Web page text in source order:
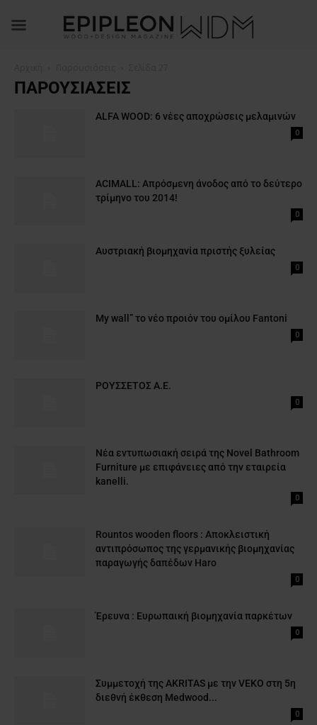
ΠΑΡΟΥΣΙΆΣΕΙΣ
ALFA WOOD: 6 νέες αποχρώσεις μελαμινών
0
ACIMALL: Απρόσμενη άνοδος από το δεύτερο
τρίμηνο του 2014!
0
Αυστριακή βιομηχανία πριστής ξυλείας
0
My wall” το νέο προιόν του ομίλου Fantoni
0
ΡΟΥΣΣΕΤΟΣ Α.Ε.
0
Νέα εντυπωσιακή σειρά της Νοvel Bathroom
Furniture με επιφάνειες από την εταιρεία
kanelli.
0
Rountos wooden floors : Αποκλειστική
αντιπρόσωπος της γερμανικής βιομηχανίας
παραγωγής δαπέδων Haro
0
Έρευνα : Eυρωπαική βιομηχανία παρκέτων
0
Συμμετοχή της ΑΚRITAS με την VEKO στη 5η
διεθνή έκθεση Μedwood...
0